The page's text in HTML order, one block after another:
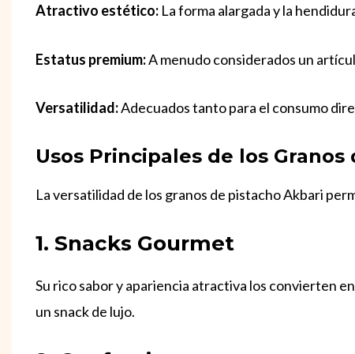
Atractivo estético: La forma alargada y la
Estatus premium:A menudo considerados un
Versatilidad:Adecuados tanto para el consumo
Usos Principales de los
La versatilidad de los granos de pistacho Akbari
1. Snacks Gourmet
Su rico sabor y apariencia atractiva los convierten
un snack de lujo.